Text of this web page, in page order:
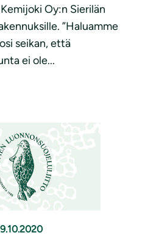
Oy:n Sierilän
”Haluamme
seikan, että
ei ole...